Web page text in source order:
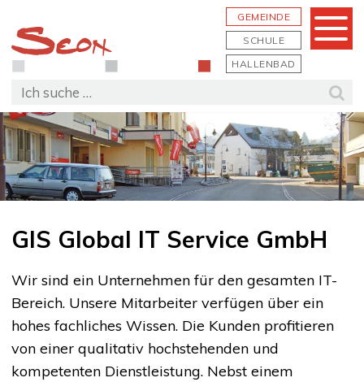
GEMEINDE
SCHULE
HALLENBAD
Menu
Suchbegriff
GIS Global IT Service GmbH
Wir sind ein Unternehmen für den gesamten IT-
Bereich. Unsere Mitarbeiter verfügen über ein
hohes fachliches Wissen. Die Kunden profitieren
von einer qualitativ hochstehenden und
kompetenten Dienstleistung. Nebst einem